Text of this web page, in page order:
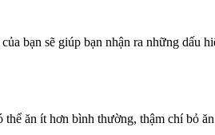
bạn sẽ giúp bạn nhận ra những dấu
ăn ít hơn bình thường, thậm chí bỏ